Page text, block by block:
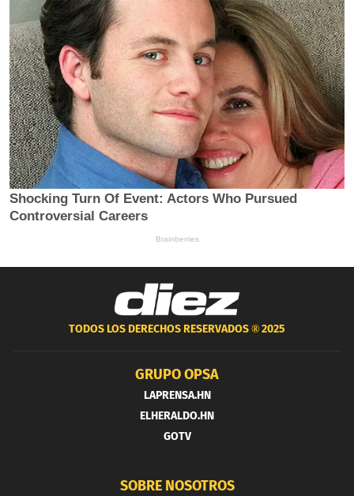
TODOS LOS DERECHOS RESERVADOS ®2025
GRUPO OPSA
LAPRENSA.HN
ELHERALDO.HN
GOTV
SOBRE NOSOTROS